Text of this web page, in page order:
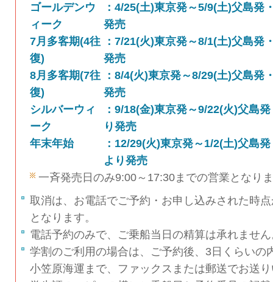
ゴールデンウ
ィーク
：4/25(土)東京発～5/9(土)父島発
発売
7月多客期(4往
復)
：7/21(火)東京発～8/1(土)父島発
発売
8月多客期(7往
復)
：8/4(火)東京発～8/29(土)父島発
発売
シルバーウィ
ーク
：9/18(金)東京発～9/22(火)父島
り発売
年末年始
：12/29(火)東京発～1/2(土)父島
より発売
一斉発売日のみ9:00～17:30までの営業となり
取消は、お電話でご予約・お申し込みされた時
となります。
電話予約のみで、ご乗船当日の精算は承れませ
学割のご利用の場合は、ご予約後、3日くらいの
小笠原海運まで、ファックスまたは郵送でお送